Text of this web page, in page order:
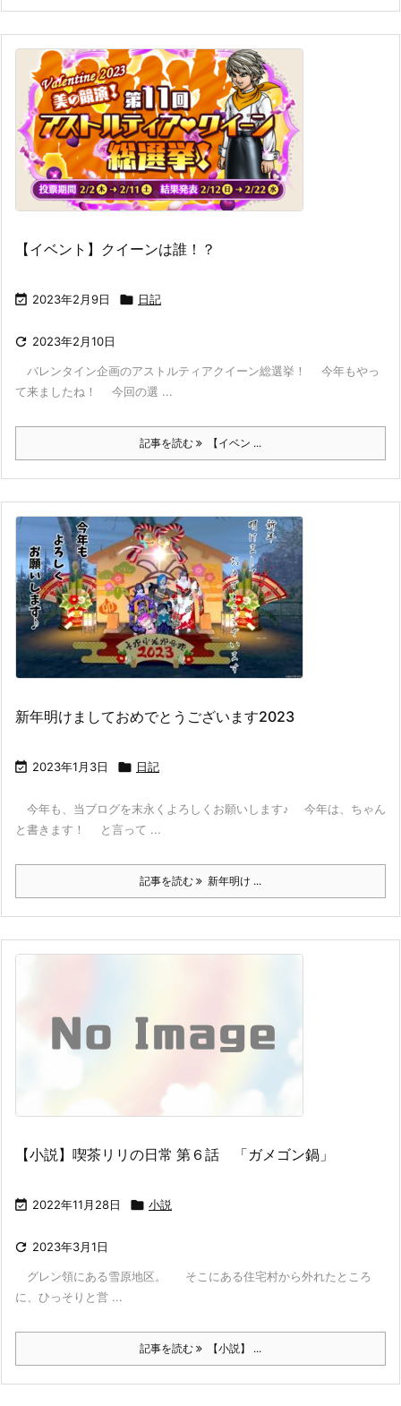
【イベント】クイーンは誰！？
 2023年2月9日  日記
 2023年2月10日
バレンタイン企画のアストルティアクイーン総選挙！ 今年もやっ
て来ましたね！ 今回の選 ...
記事を読む 【イベン ...
新年明けましておめでとうございます2023
 2023年1月3日  日記
今年も、当ブログを末永くよろしくお願いします♪ 今年は、ちゃん
と書きます！ と言って ...
記事を読む 新年明け ...
【小説】喫茶リリの日常 第６話 「ガメゴン鍋」
 2022年11月28日  小説
 2023年3月1日
グレン領にある雪原地区。 そこにある住宅村から外れたところ
に、ひっそりと営 ...
記事を読む 【小説】 ...